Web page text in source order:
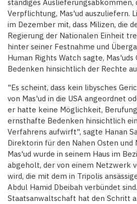
ständiges Auslieferungsabkommen,
Verpflichtung, Mas'ud auszuliefern.
im Dezember mit, dass Milizen, die
Regierung der Nationalen Einheit
hinter seiner Festnahme und
Human Rights Watch sagte,
Bedenken hinsichtlich der Rechte
"Es scheint, dass kein libysches
von Mas'ud in die USA angeordnet
er hatte keine Möglichkeit,
ernsthafte Bedenken hinsichtlich
Verfahrens aufwirft", sagte Hanan
Direktorin für den Nahen Osten und
Mas'ud wurde in seinem Haus im
abgeholt, der von einem Netzwerk
wird, die mit dem in Tripolis
Abdul Hamid Dbeibah verbündet
Staatsanwaltschaft hat den Schritt